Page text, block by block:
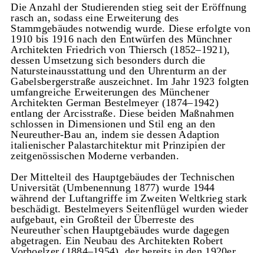
Die Anzahl der Studierenden stieg seit der Eröffnung
rasch an, sodass eine Erweiterung des
Stammgebäudes notwendig wurde. Diese erfolgte von
1910 bis 1916 nach den Entwürfen des Münchner
Architekten Friedrich von Thiersch (1852–1921),
dessen Umsetzung sich besonders durch die
Natursteinausstattung und den Uhrenturm an der
Gabelsbergerstraße auszeichnet. Im Jahr 1923 folgten
umfangreiche Erweiterungen des Münchener
Architekten German Bestelmeyer (1874–1942)
entlang der Arcisstraße. Diese beiden Maßnahmen
schlossen in Dimensionen und Stil eng an den
Neureuther-Bau an, indem sie dessen Adaption
italienischer Palastarchitektur mit Prinzipien der
zeitgenössischen Moderne verbanden.
Der Mittelteil des Hauptgebäudes der Technischen
Universität (Umbenennung 1877) wurde 1944
während der Luftangriffe im Zweiten Weltkrieg stark
beschädigt. Bestelmeyers Seitenflügel wurden wieder
aufgebaut, ein Großteil der Überreste des
Neureuther`schen Hauptgebäudes wurde dagegen
abgetragen. Ein Neubau des Architekten Robert